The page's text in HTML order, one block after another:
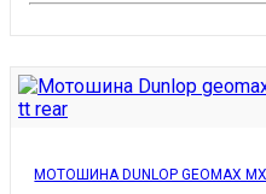
МОТОШИНА DUNLOP GEOMAX